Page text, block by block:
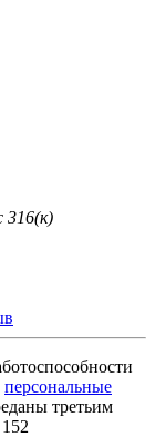
316(к)
персональные
третьим